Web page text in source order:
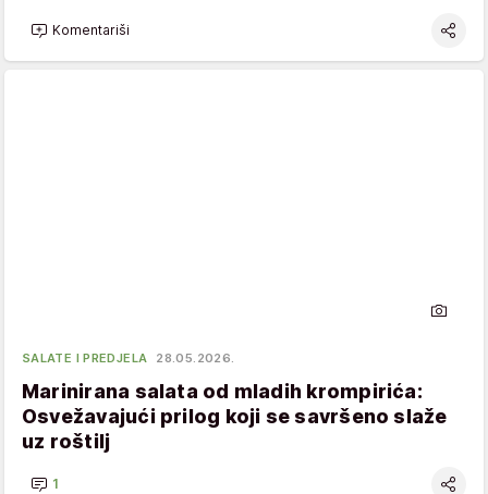
Komentariši
SALATE I PREDJELA 28.05.2026.
Marinirana salata od mladih krompirića:
Osvežavajući prilog koji se savršeno slaže
uz roštilj
1